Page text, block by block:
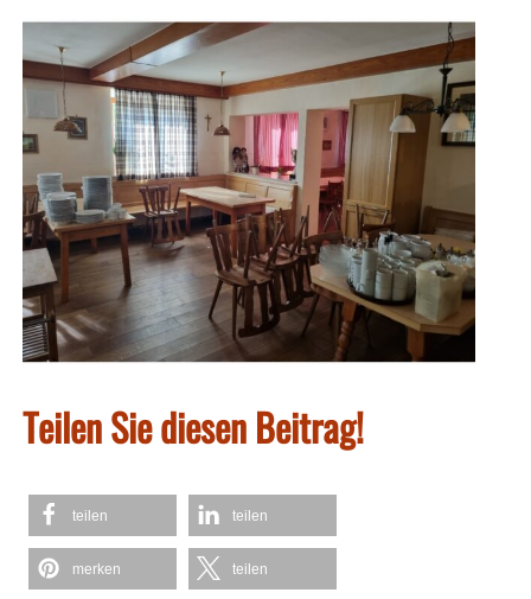
Teilen Sie diesen Beitrag!
teilen teilen
merken teilen